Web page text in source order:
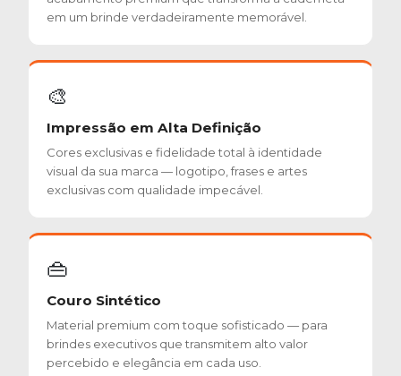
em um brinde verdadeiramente memorável.
🎨
Impressão em Alta Definição
Cores exclusivas e fidelidade total à identidade
visual da sua marca — logotipo, frases e artes
exclusivas com qualidade impecável.
👜
Couro Sintético
Material premium com toque sofisticado — para
brindes executivos que transmitem alto valor
percebido e elegância em cada uso.